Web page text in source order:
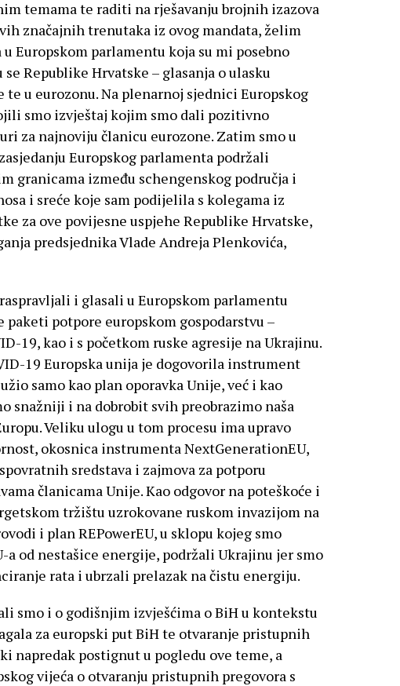
temama te raditi na rješavanju brojnih izazova
značajnih trenutaka iz ovog mandata, želim
Europskom parlamentu koja su mi posebno
Republike Hrvatske – glasanja o ulasku
te u eurozonu. Na plenarnoj sjednici Europskog
smo izvještaj kojim smo dali pozitivno
za najnoviju članicu eurozone. Zatim smo u
Europskog parlamenta podržali
granicama između schengenskog područja i
i sreće koje sam podijelila s kolegama iz
za ove povijesne uspjehe Republike Hrvatske,
predsjednika Vlade Andreja Plenkovića,
i glasali u Europskom parlamentu
potpore europskom gospodarstvu –
19, kao i s početkom ruske agresije na Ukrajinu.
19 Europska unija je dogovorila instrument
samo kao plan oporavka Unije, već i kao
snažniji i na dobrobit svih preobrazimo naša
Veliku ulogu u tom procesu ima upravo
okosnica instrumenta NextGenerationEU,
sredstava i zajmova za potporu
članicama Unije. Kao odgovor na poteškoće i
tržištu uzrokovane ruskom invazijom na
i plan REPowerEU, u sklopu kojeg smo
a od nestašice energije, podržali Ukrajinu jer smo
rata i ubrzali prelazak na čistu energiju.
smo i o godišnjim izvješćima o BiH u kontekstu
za europski put BiH te otvaranje pristupnih
napredak postignut u pogledu ove teme, a
vijeća o otvaranju pristupnih pregovora s